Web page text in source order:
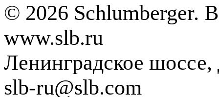
© 2026 Schlumberger.
www.slb.ru
Ленинградское
slb-ru@slb.com